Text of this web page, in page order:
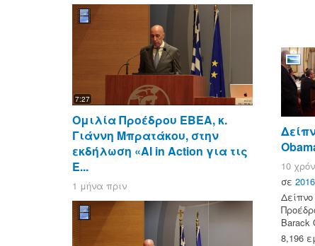
10
σε 2016
Δείπνο
Barack
8,196
7:27
Ομιλία Προέδρου ΕΒΕΑ, κ.
Γιάννη Μπρατάκου, στην
εκδήλωση «AI in Action για τις
Ε...
1 μήνα πριν